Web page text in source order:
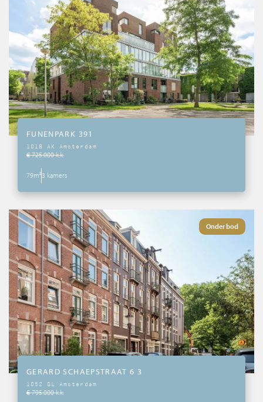
FUNENPARK 391
1018 AK Amsterdam
€ 725.000 k.k.
79m²3 kamers
Onder bod
GERARD SCHAEPSTRAAT 6 3
1052 GL Amsterdam
€ 795.000 k.k.